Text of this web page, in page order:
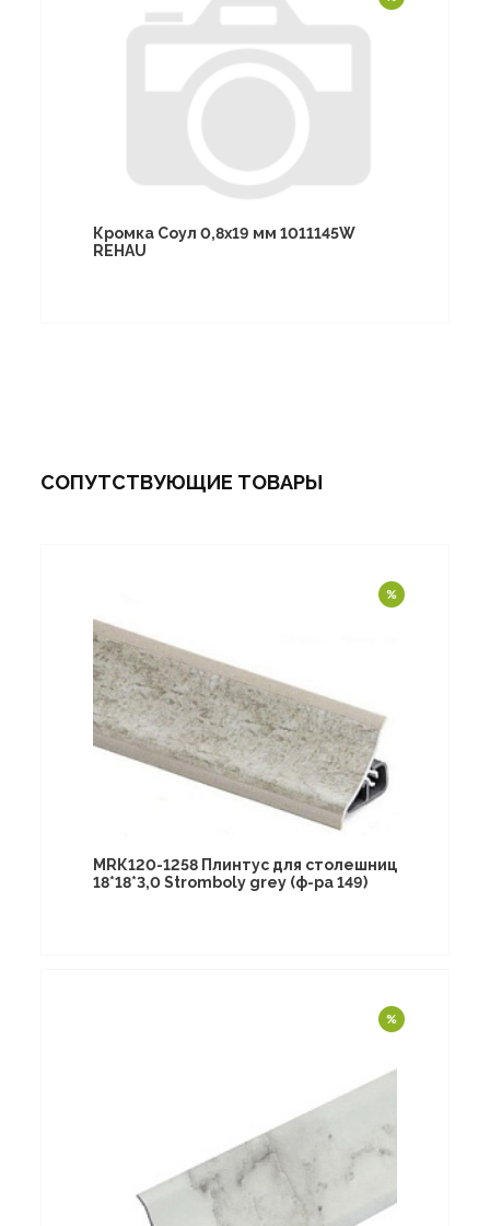
Кромка Соул 0,8х19 мм 1011145W
REHAU
СОПУТСТВУЮЩИЕ ТОВАРЫ
МRК120-1258 Плинтус для столешниц
18*18*3,0 Stromboly grey (ф-ра 149)